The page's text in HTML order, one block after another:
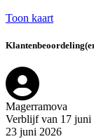
Toon kaart
Magerramova
Verblijf van 17 juni
23 juni 2026